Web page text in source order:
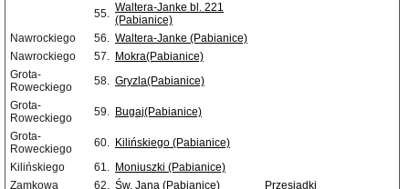
55. Waltera-Janke bl. 221
(Pabianice)
Nawrockiego
56. Waltera-Janke (Pabianice)
Nawrockiego
57. Mokra(Pabianice)
Grota-
Roweckiego
58. Gryzla(Pabianice)
Grota-
Roweckiego
59. Bugaj(Pabianice)
Grota-
Roweckiego
60. Kilińskiego (Pabianice)
Kilińskiego
61. Moniuszki (Pabianice)
Zamkowa
62. Św. Jana (Pabianice) Przesiadki